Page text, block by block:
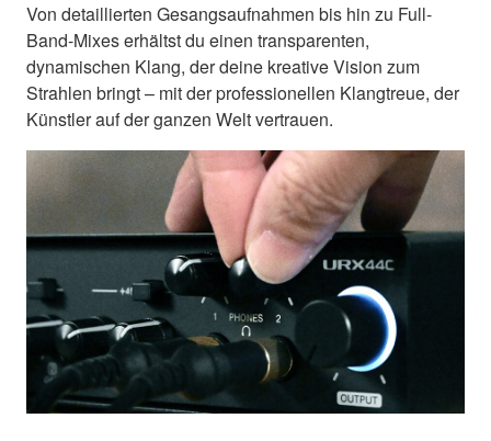
Von detaillierten Gesangsaufnahmen bis hin zu Full-
Band-Mixes erhältst du einen transparenten,
dynamischen Klang, der deine kreative Vision zum
Strahlen bringt – mit der professionellen Klangtreue, der
Künstler auf der ganzen Welt vertrauen.